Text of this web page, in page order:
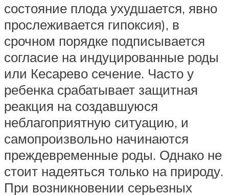
состояние плода ухудшается, явно
прослеживается гипоксия), в
срочном порядке подписывается
согласие на индуцированные роды
или Кесарево сечение. Часто у
ребенка срабатывает защитная
реакция на создавшуюся
неблагоприятную ситуацию, и
самопроизвольно начинаются
преждевременные роды. Однако не
стоит надеяться только на природу.
При возникновении серьезных